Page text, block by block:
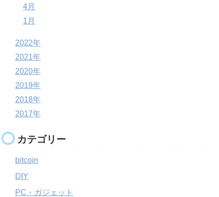
4月
1月
2022年
2021年
2020年
2019年
2018年
2017年
カテゴリー
bitcoin
DIY
PC・ガジェット